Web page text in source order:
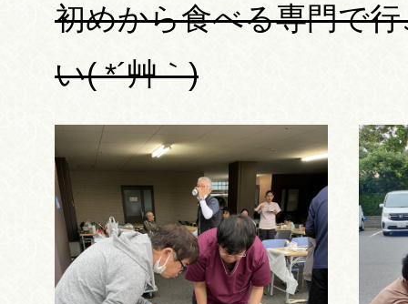
初めから食べる専門で
い( *´艸｀)